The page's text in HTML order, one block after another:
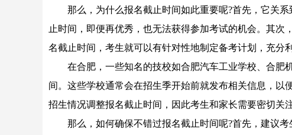
那么，为什么报名截止时间如此重要呢?首先，它关系
止时间，即便再优秀，也无法获得参加考试的机会。其
名截止时间，考生就可以有针对性地制定备考计划，充分
在合肥，一些知名的技校如合肥汽车工业学校、合肥
间。这些学校通常会在招生季开始前就发布相关信息，
招生情况调整报名截止时间，因此考生和家长需要密切关
那么，如何确保不错过报名截止时间呢?首先，建议考